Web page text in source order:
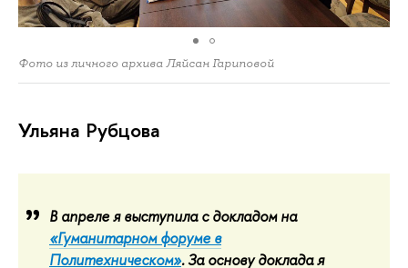
Фото из личного архива Ляйсан Гариповой
Ульяна Рубцова
В апреле я выступила с докладом на
«Гуманитарном форуме в
Политехническом». За основу доклада я